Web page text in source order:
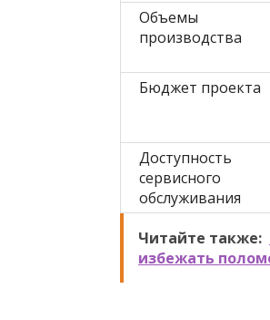
Объемы
производства
Бюджет проекта
Доступность
сервисного
обслуживания
Читайте также:
избежать